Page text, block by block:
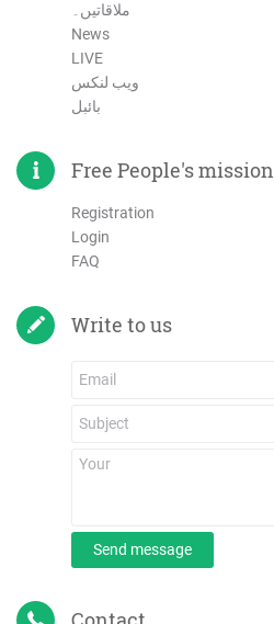
ملاقاتیں۔
News
LIVE
ویب لنکس
بائبل
Free People's mission
Registration
Login
FAQ
Write to us
Send message